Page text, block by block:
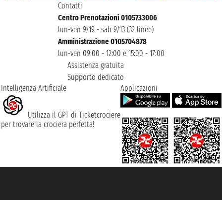
Contatti
Centro Prenotazioni 0105733006
lun-ven 9/19 - sab 9/13 (32 linee)
Amministrazione 0105704878
lun-ven 09:00 - 12:00 e 15:00 - 17:00
Assistenza gratuita
Supporto dedicato
Intelligenza Artificiale
Utilizza il GPT di Ticketcrociere
per trovare la crociera perfetta!
Applicazioni